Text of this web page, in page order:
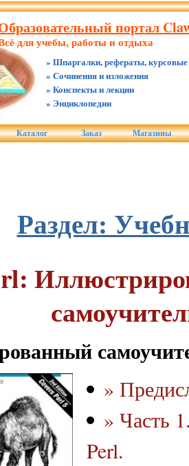
портал
для учебы, работы и отдыха
» Шпаргалки, рефераты, курсовые
» Сочинения и изложения
» Конспекты и лекции
» Энциклопедии
Каталог Заказ Магазины
Раздел:
»
» Часть
Perl.